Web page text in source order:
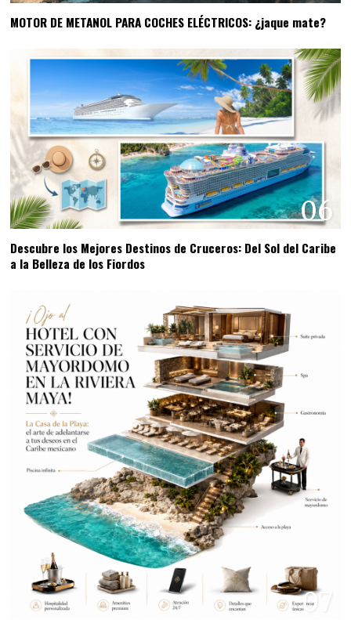
MOTOR DE METANOL PARA COCHES ELÉCTRICOS: ¿jaque mate?
06
Descubre los Mejores Destinos de Cruceros: Del Sol del Caribe
a la Belleza de los Fiordos
07